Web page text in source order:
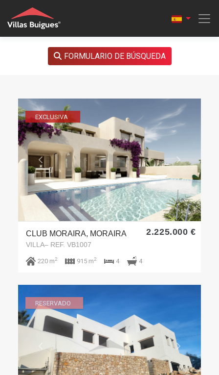
FORMULARIO DE BÚSQUEDA
EXCLUSIVA
Previous Next
CLUB MORAIRA, MORAIRA
VILLA– REF. VB1007
2.225.000 €
220 m2 915 m2 4 4
RESERVADO
Previous Next